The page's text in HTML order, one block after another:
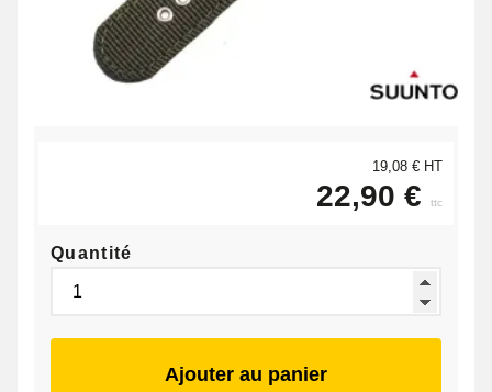
19,08 € HT
22,90 € ttc
Quantité
Ajouter au panier